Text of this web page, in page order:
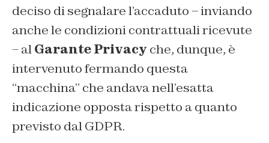
deciso di segnalare l’accaduto – inviando
anche le condizioni contrattuali ricevute
– alGarante Privacy che, dunque, è
intervenuto fermando questa
“macchina” che andava nell’esatta
indicazione opposta rispetto a quanto
previsto dal GDPR.